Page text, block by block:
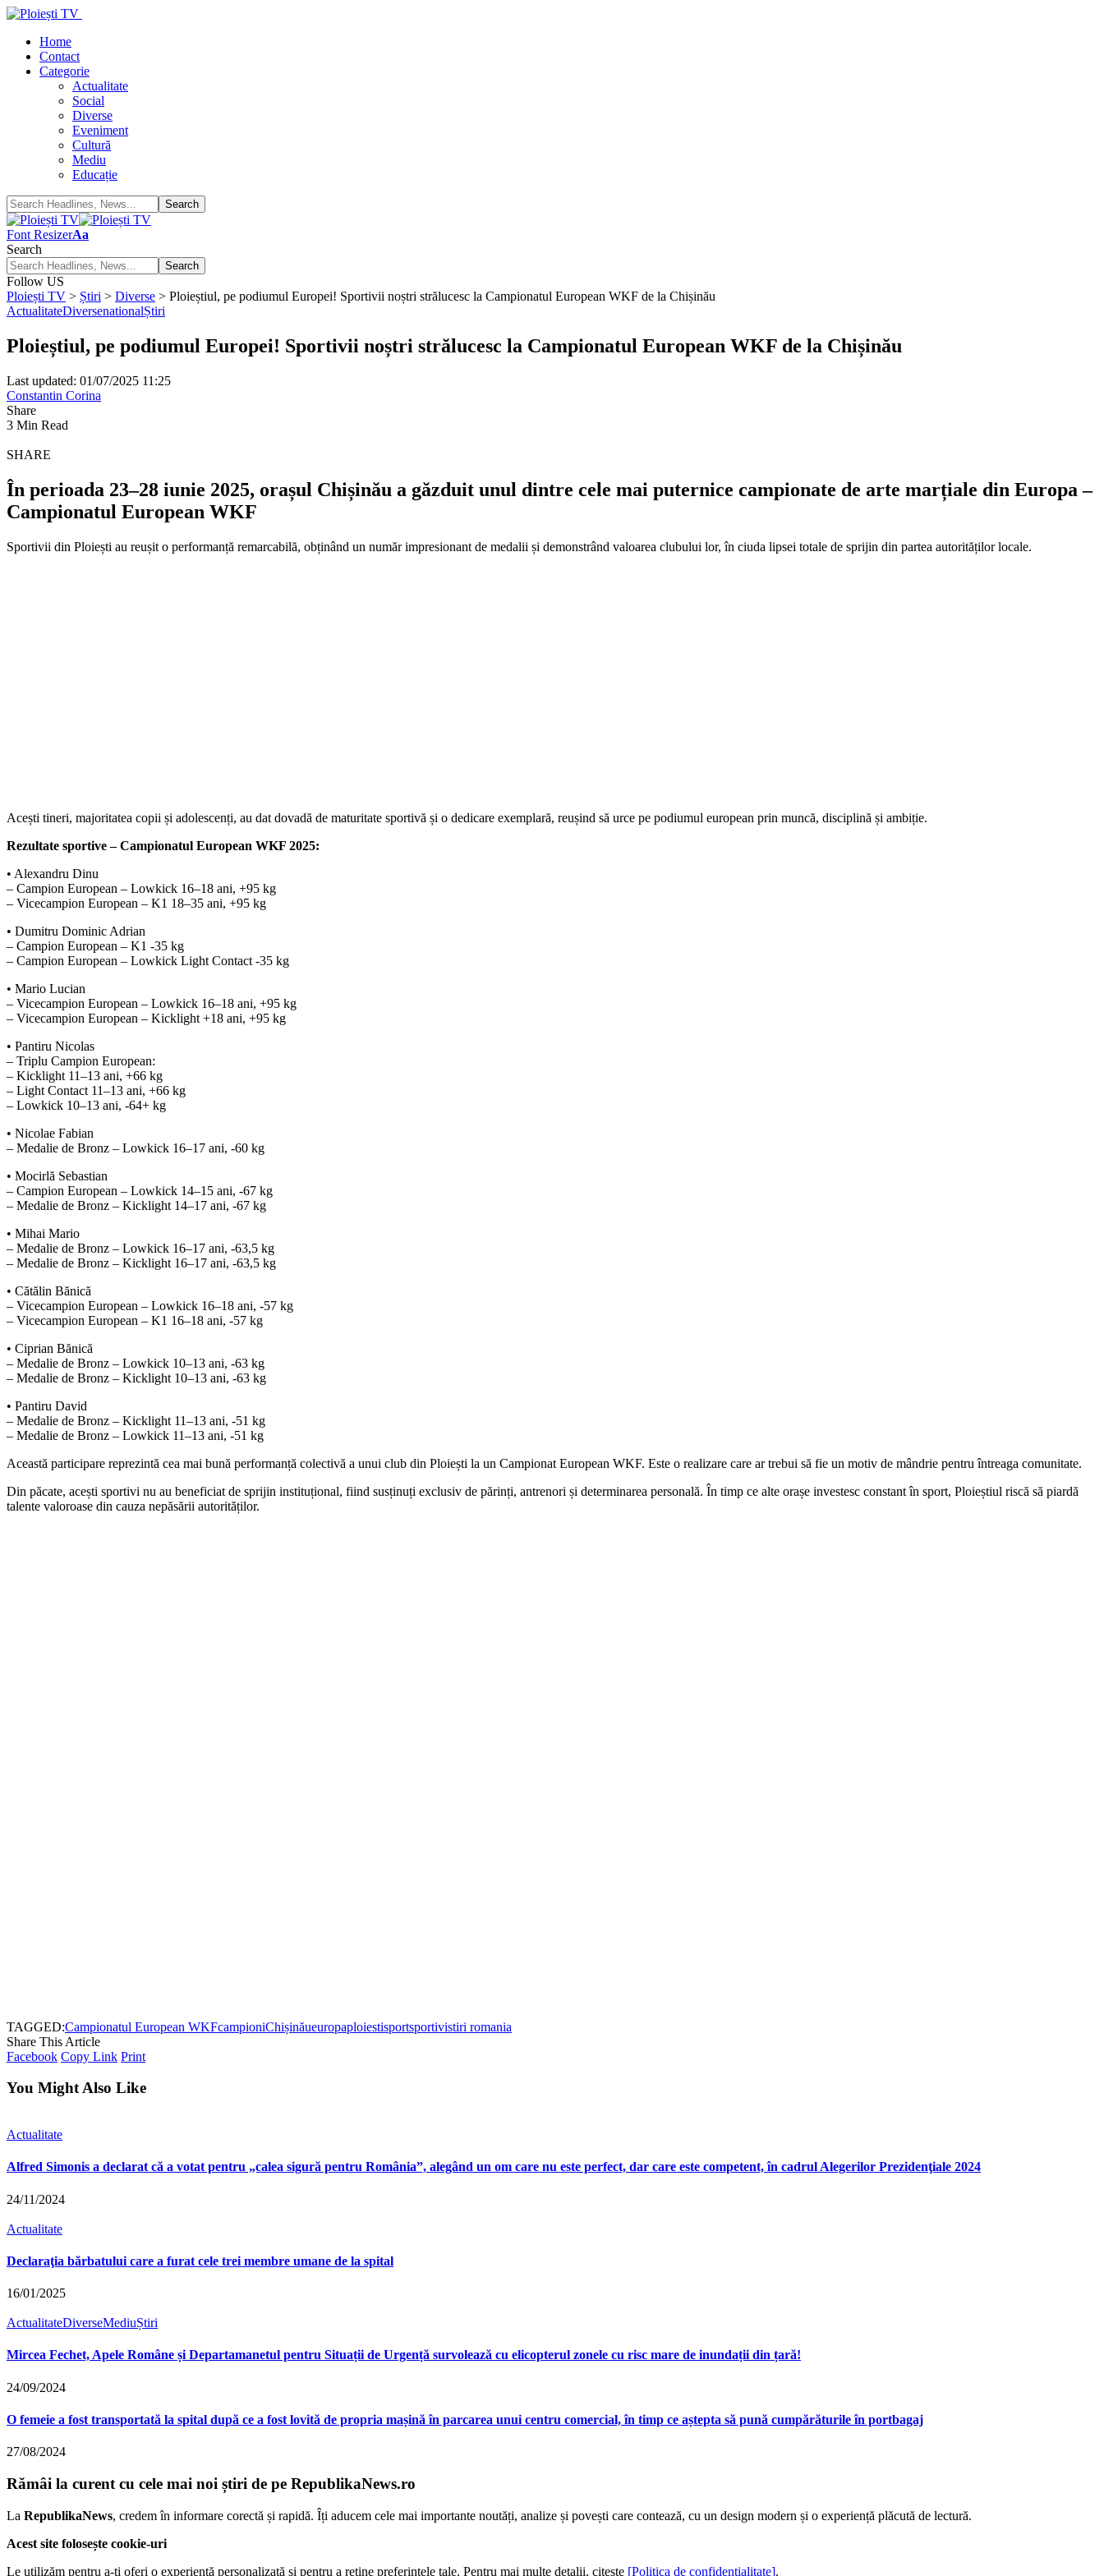
Home
Contact
Categorie
Actualitate
Social
Diverse
Eveniment
Cultură
Mediu
Educație
Font ResizerAa
Search
Follow US
Ploiești TV > Știri > Diverse > Ploieștiul, pe podiumul Europei! Sportivii noștri strălucesc la Campionatul European WKF de la Chișinău
ActualitateDiversenationalȘtiri
Ploieștiul, pe podiumul Europei! Sportivii noștri strălucesc la Campionatul European WKF de la Chișinău
Last updated: 01/07/2025 11:25
Constantin Corina
Share
3 Min Read
SHARE
În perioada 23–28 iunie 2025, orașul Chișinău a găzduit unul dintre cele mai puternice campionate de arte marțiale din Europa –
Campionatul European WKF
Sportivii din Ploiești au reușit o performanță remarcabilă, obținând un număr impresionant de medalii și demonstrând valoarea clubului lor, în ciuda lipsei totale de sprijin din partea autorităților locale.
Acești tineri, majoritatea copii și adolescenți, au dat dovadă de maturitate sportivă și o dedicare exemplară, reușind să urce pe podiumul european prin muncă, disciplină și ambiție.
Rezultate sportive – Campionatul European WKF 2025:
• Alexandru Dinu
– Campion European – Lowkick 16–18 ani, +95 kg
– Vicecampion European – K1 18–35 ani, +95 kg
• Dumitru Dominic Adrian
– Campion European – K1 -35 kg
– Campion European – Lowkick Light Contact -35 kg
• Mario Lucian
– Vicecampion European – Lowkick 16–18 ani, +95 kg
– Vicecampion European – Kicklight +18 ani, +95 kg
• Pantiru Nicolas
– Triplu Campion European:
– Kicklight 11–13 ani, +66 kg
– Light Contact 11–13 ani, +66 kg
– Lowkick 10–13 ani, -64+ kg
• Nicolae Fabian
– Medalie de Bronz – Lowkick 16–17 ani, -60 kg
• Mocirlă Sebastian
– Campion European – Lowkick 14–15 ani, -67 kg
– Medalie de Bronz – Kicklight 14–17 ani, -67 kg
• Mihai Mario
– Medalie de Bronz – Lowkick 16–17 ani, -63,5 kg
– Medalie de Bronz – Kicklight 16–17 ani, -63,5 kg
• Cătălin Bănică
– Vicecampion European – Lowkick 16–18 ani, -57 kg
– Vicecampion European – K1 16–18 ani, -57 kg
• Ciprian Bănică
– Medalie de Bronz – Lowkick 10–13 ani, -63 kg
– Medalie de Bronz – Kicklight 10–13 ani, -63 kg
• Pantiru David
– Medalie de Bronz – Kicklight 11–13 ani, -51 kg
– Medalie de Bronz – Lowkick 11–13 ani, -51 kg
Această participare reprezintă cea mai bună performanță colectivă a unui club din Ploiești la un Campionat European WKF. Este o realizare care ar trebui să fie un motiv de mândrie pentru întreaga comunitate.
Din păcate, acești sportivi nu au beneficiat de sprijin instituțional, fiind susținuți exclusiv de părinți, antrenori și determinarea personală. În timp ce alte orașe investesc constant în sport, Ploieștiul riscă să piardă
talente valoroase din cauza nepăsării autorităților.
TAGGED:Campionatul European WKFcampioniChișinăueuropaploiestisportsportivistiri romania
Share This Article
Facebook Copy Link Print
You Might Also Like
Actualitate
Alfred Simonis a declarat că a votat pentru „calea sigură pentru România”, alegând un om care nu este perfect, dar care este competent, în cadrul Alegerilor Prezidenţiale 2024
24/11/2024
Actualitate
Declaraţia bărbatului care a furat cele trei membre umane de la spital
16/01/2025
ActualitateDiverseMediuȘtiri
Mircea Fechet, Apele Române și Departamanetul pentru Situații de Urgență survolează cu elicopterul zonele cu risc mare de inundații din țară!
24/09/2024
O femeie a fost transportată la spital după ce a fost lovită de propria mașină în parcarea unui centru comercial, în timp ce aștepta să pună cumpărăturile în portbagaj
27/08/2024
Rămâi la curent cu cele mai noi știri de pe RepublikaNews.ro
La RepublikaNews, credem în informare corectă și rapidă. Îți aducem cele mai importante noutăți, analize și povești care contează, cu un design modern și o experiență plăcută de lectură.
Acest site folosește cookie-uri
Le utilizăm pentru a-ți oferi o experiență personalizată și pentru a reține preferințele tale. Pentru mai multe detalii, citește [Politica de confidențialitate].